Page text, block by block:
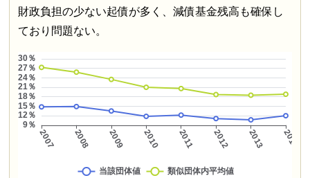
財政負担の少ない起債が多く、減債基金残高も確保し
ており問題ない。